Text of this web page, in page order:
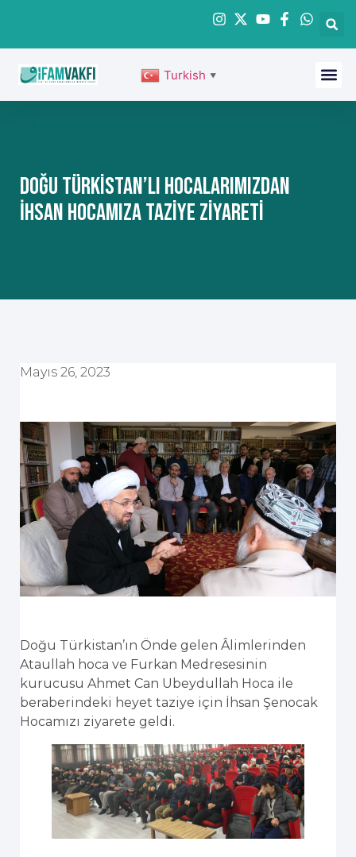
Turkish ▼
Doğu Türkistan’lı Hocalarımızdan
İhsan Hocamıza Taziye Ziyareti
Mayıs 26, 2023
Doğu Türkistan’ın Önde gelen Âlimlerinden
Ataullah hoca ve Furkan Medresesinin
kurucusu Ahmet Can Ubeydullah Hoca ile
beraberindeki heyet taziye için İhsan Şenocak
Hocamızı ziyarete geldi.